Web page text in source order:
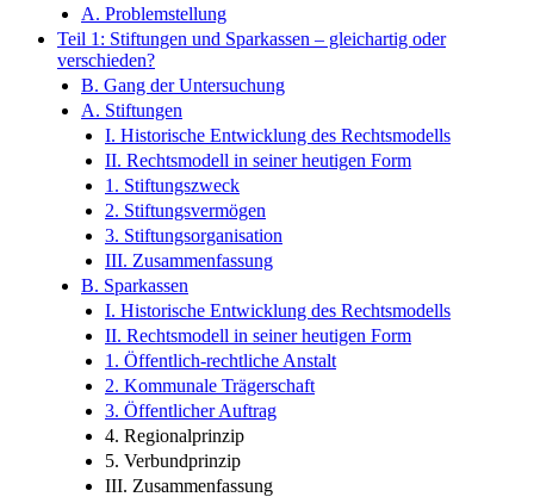
A. Problemstellung
Teil 1: Stiftungen und Sparkassen – gleichartig oder
verschieden?
B. Gang der Untersuchung
A. Stiftungen
I. Historische Entwicklung des Rechtsmodells
II. Rechtsmodell in seiner heutigen Form
1. Stiftungszweck
2. Stiftungsvermögen
3. Stiftungsorganisation
III. Zusammenfassung
B. Sparkassen
I. Historische Entwicklung des Rechtsmodells
II. Rechtsmodell in seiner heutigen Form
1. Öffentlich-rechtliche Anstalt
2. Kommunale Trägerschaft
3. Öffentlicher Auftrag
4. Regionalprinzip
5. Verbundprinzip
III. Zusammenfassung